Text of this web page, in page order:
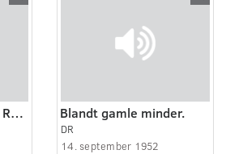
28 dage, der rystede Randers. Blandt gamle minder.
DR
14. september 1952